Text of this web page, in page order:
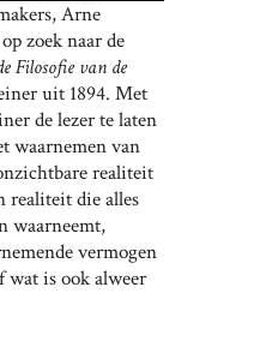
Arne
zoek naar de
Filosofie van de
uit 1894. Met
de lezer te laten
waarnemen van
realiteit
realiteit die alles
waarneemt,
vermogen
wat is ook alweer